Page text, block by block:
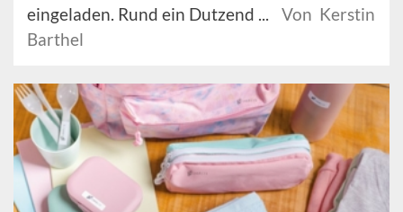
eingeladen. Rund ein Dutzend ...
Von Kerstin
Barthel